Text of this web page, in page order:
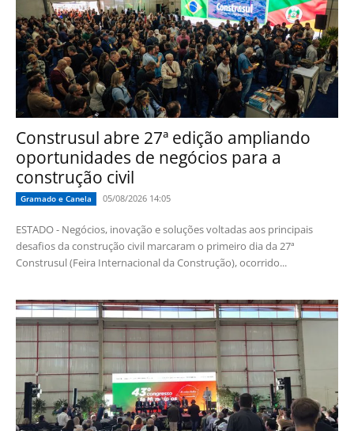
Construsul abre 27ª edição ampliando
oportunidades de negócios para a
construção civil
Gramado e Canela 05/08/2026 14:05
ESTADO - Negócios, inovação e soluções voltadas aos principais
desafios da construção civil marcaram o primeiro dia da 27ª
Construsul (Feira Internacional da Construção), ocorrido...